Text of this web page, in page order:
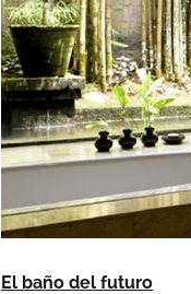
El baño del futuro